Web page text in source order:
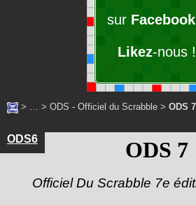
sur Facebook
Likez-nous !
> … > ODS - Officiel du Scrabble > ODS
ODS6 ODS 7
Officiel Du Scrabble 7e